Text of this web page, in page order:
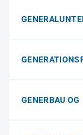
GENERBAU OG